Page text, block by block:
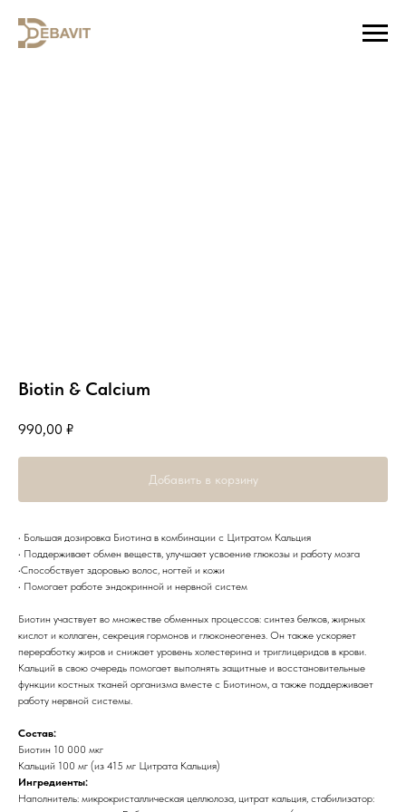
Biotin & Calcium
990,00 ₽
Добавить в корзину
• Большая дозировка Биотина в комбинации с Цитратом Кальция
• Поддерживает обмен веществ, улучшает усвоение глюкозы и работу мозга
•Способствует здоровью волос, ногтей и кожи
• Помогает работе эндокринной и нервной систем
Биотин участвует во множестве обменных процессов: синтез белков, жирных
кислот и коллаген, секреция гормонов и глюконеогенез. Он также ускоряет
переработку жиров и снижает уровень холестерина и триглицеридов в крови.
Кальций в свою очередь помогает выполнять защитные и восстановительные
функции костных тканей организма вместе с Биотином, а также поддерживает
работу нервной системы.
Состав:
Биотин 10 000 мкг
Кальций 100 мг (из 415 мг Цитрата Кальция)
Ингредиенты:
Наполнитель: микрокристаллическая целлюлоза, цитрат кальция, стабилизатор: